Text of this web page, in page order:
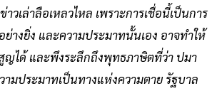
าวเล่าลือเหลวไหล เพราะการเชื่อนี้เป็นการ
างยิ่ง และความประมาทนั้นเอง อาจทำให้
ญได้ และพึงระลึกถึงพุทธภาษิตที่ว่า ปมา
ามประมาทเป็นทางแห่งความตาย รัฐบาล